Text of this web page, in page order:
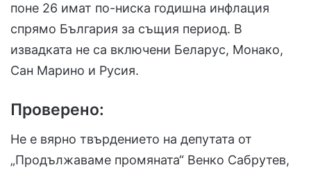
поне 26 имат по-ниска годишна инфлация
спрямо България за същия период. В
извадката не са включени Беларус, Монако,
Сан Марино и Русия.
Проверено:
Не е вярно твърдението на депутата от
„Продължаваме промяната“ Венко Сабрутев,